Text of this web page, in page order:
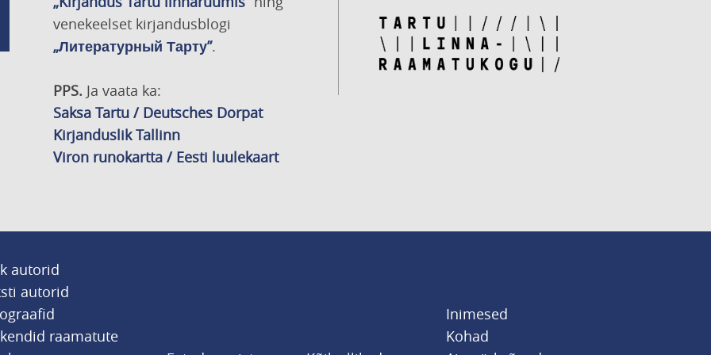
venekeelset kirjandusblogi
„Литературный Тарту”.
PPS. Ja vaata ka:
Saksa Tartu / Deutsches Dorpat
Kirjanduslik Tallinn
Viron runokartta / Eesti luulekaart
autorid
autorid
raamatute
Inimesed
Kohad